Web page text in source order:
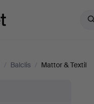
/ Balclis / Mattor & Textil